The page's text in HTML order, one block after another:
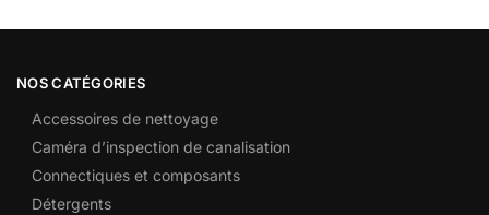
NOS CATÉGORIES
Accessoires de nettoyage
Caméra d’inspection de canalisation
Connectiques et composants
Détergents